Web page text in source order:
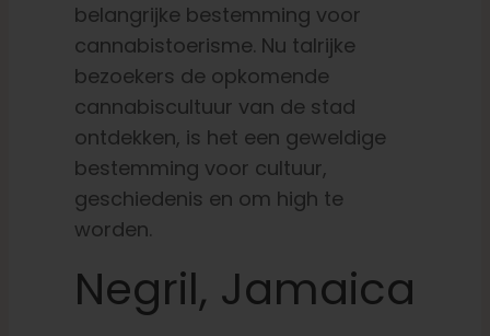
belangrijke bestemming voor
cannabistoerisme. Nu talrijke
bezoekers de opkomende
cannabiscultuur van de stad
ontdekken, is het een geweldige
bestemming voor cultuur,
geschiedenis en om high te
worden.
Negril, Jamaica